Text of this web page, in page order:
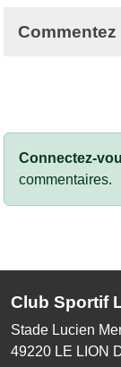
Connectez-
commentaires.
Club Sportif
Stade Lucien
49220 LE LION